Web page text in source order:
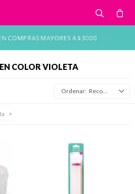
COLOR VIOLETA
Recomendados